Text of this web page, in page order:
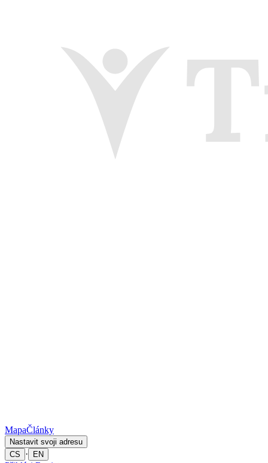
MapaČlánky
Nastavit svoji adresu
CS
· EN